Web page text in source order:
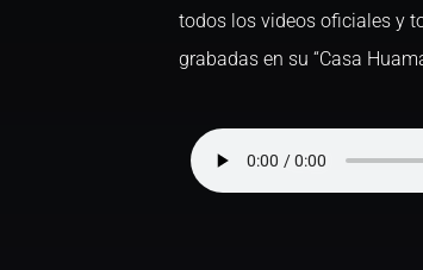
todos los videos oficiales y
grabadas en su “Casa